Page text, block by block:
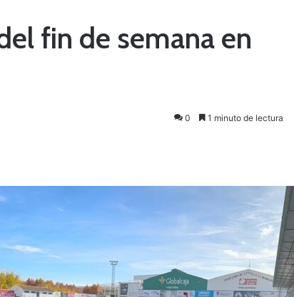
fin de semana en
0 1 minuto de lectura